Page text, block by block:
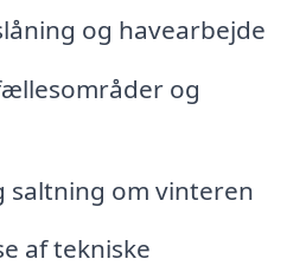
og havearbejde
og
saltning om vinteren
af tekniske